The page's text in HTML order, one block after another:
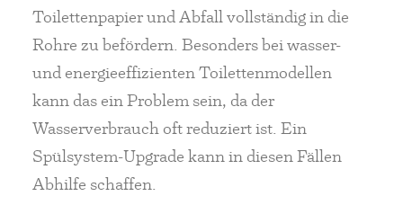
Toilettenpapier und Abfall vollständig in die
Rohre zu befördern. Besonders bei wasser-
und energieeffizienten Toilettenmodellen
kann das ein Problem sein, da der
Wasserverbrauch oft reduziert ist. Ein
Spülsystem-Upgrade kann in diesen Fällen
Abhilfe schaffen.